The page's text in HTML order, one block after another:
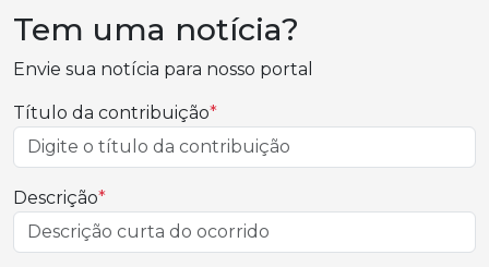
Tem uma notícia?
Envie sua notícia para nosso portal
Título da contribuição*
Descrição*